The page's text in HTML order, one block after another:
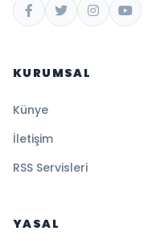
KURUMSAL
Künye
İletişim
RSS Servisleri
YASAL